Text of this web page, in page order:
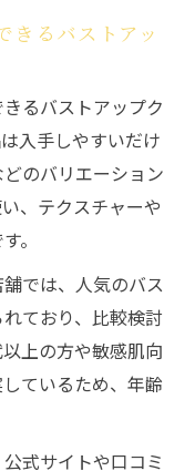
者におすすめの
チェックポイ
リームの選定方
ストアップク
徴と効果的な使
アの秘訣
を問わずハリ
きるバストアッ
るバストアップク
入手しやすいだけ
のバリエーション
、テクスチャーや
。
では、人気のバス
ており、比較検討
上の方や敏感肌向
ているため、年齢
式サイトや口コミ